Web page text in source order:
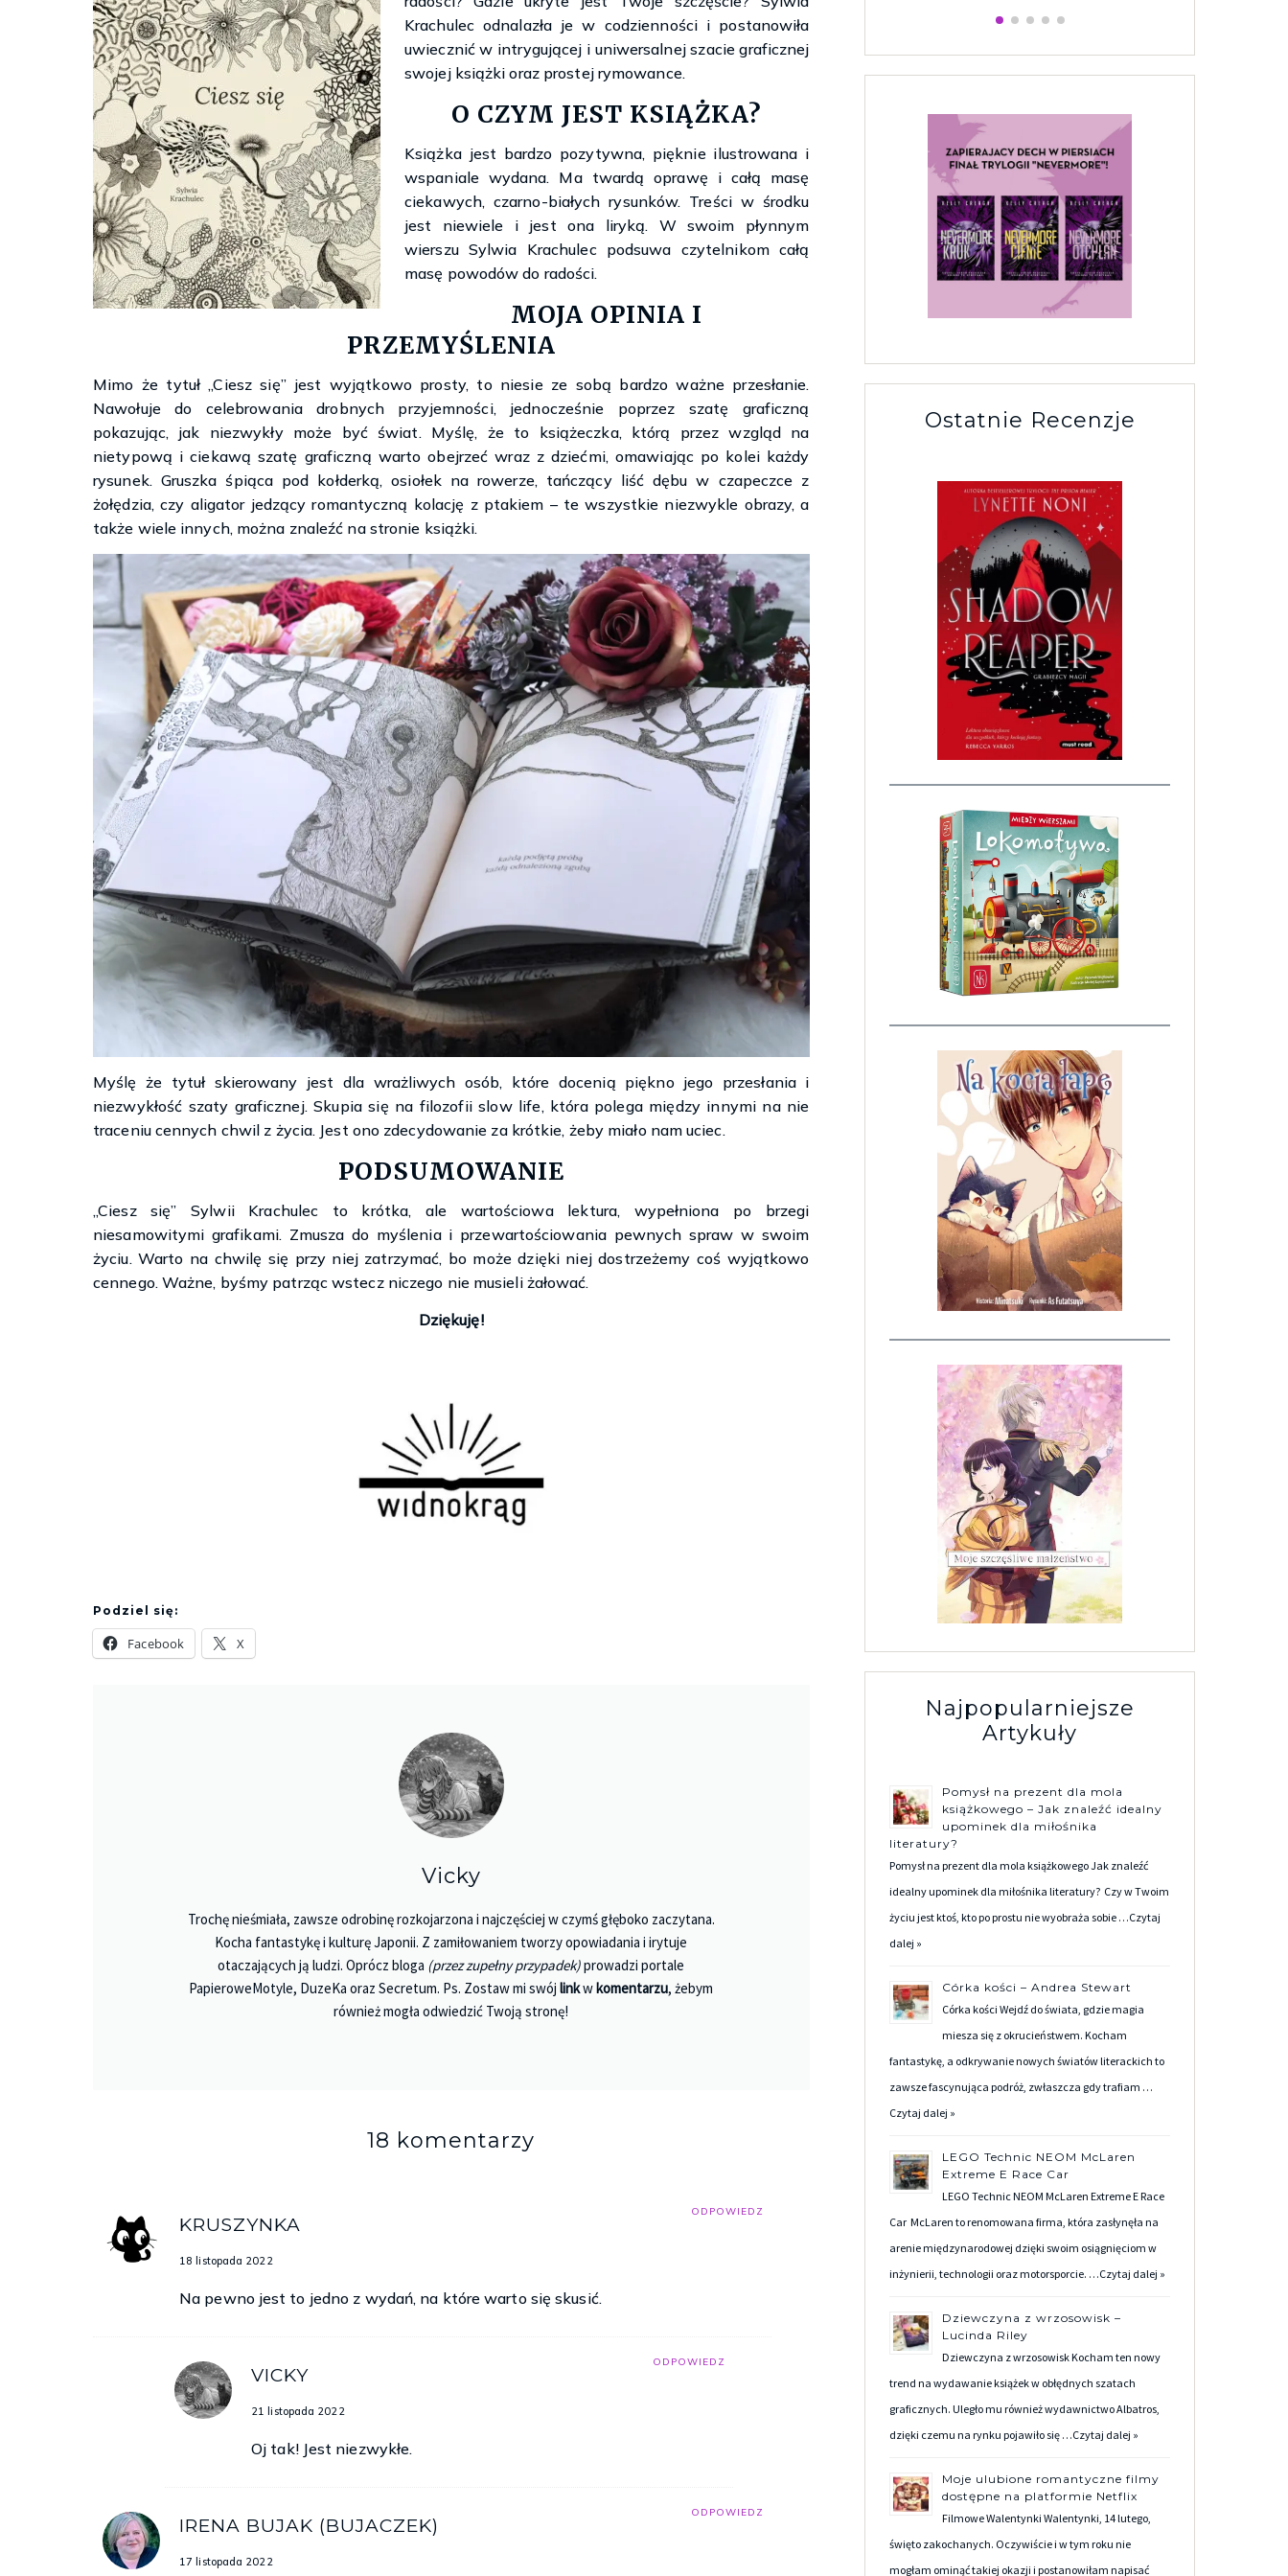
Krachulec odnalazła je w codzienności i postanowiła
uwiecznić w intrygującej i uniwersalnej szacie graficznej
swojej książki oraz prostej rymowance.
O CZYM JEST KSIĄŻKA?
Książka jest bardzo pozytywna, pięknie ilustrowana i
wspaniale wydana. Ma twardą oprawę i całą masę
ciekawych, czarno-białych rysunków. Treści w środku
jest niewiele i jest ona liryką. W swoim płynnym
wierszu Sylwia Krachulec podsuwa czytelnikom całą
masę powodów do radości.
MOJA OPINIA I
PRZEMYŚLENIA
Mimo że tytuł „Ciesz się” jest wyjątkowo prosty, to niesie ze sobą bardzo ważne przesłanie.
Nawołuje do celebrowania drobnych przyjemności, jednocześnie poprzez szatę graficzną
pokazując, jak niezwykły może być świat. Myślę, że to książeczka, którą przez wzgląd na
nietypową i ciekawą szatę graficzną warto obejrzeć wraz z dziećmi, omawiając po kolei każdy
rysunek. Gruszka śpiąca pod kołderką, osiołek na rowerze, tańczący liść dębu w czapeczce z
żołędzia, czy aligator jedzący romantyczną kolację z ptakiem – te wszystkie niezwykle obrazy, a
także wiele innych, można znaleźć na stronie książki.
Myślę że tytuł skierowany jest dla wrażliwych osób, które docenią piękno jego przesłania i
niezwykłość szaty graficznej. Skupia się na filozofii slow life, która polega między innymi na nie
traceniu cennych chwil z życia. Jest ono zdecydowanie za krótkie, żeby miało nam uciec.
PODSUMOWANIE
„Ciesz się” Sylwii Krachulec to krótka, ale wartościowa lektura, wypełniona po brzegi
niesamowitymi grafikami. Zmusza do myślenia i przewartościowania pewnych spraw w swoim
życiu. Warto na chwilę się przy niej zatrzymać, bo może dzięki niej dostrzeżemy coś wyjątkowo
cennego. Ważne, byśmy patrząc wstecz niczego nie musieli żałować.
Dziękuję!
Podziel się:
Facebook X
Vicky
Trochę nieśmiała, zawsze odrobinę rozkojarzona i najczęściej w czymś głęboko zaczytana.
Kocha fantastykę i kulturę Japonii. Z zamiłowaniem tworzy opowiadania i irytuje
otaczających ją ludzi. Oprócz bloga (przez zupełny przypadek)prowadzi portale
PapieroweMotyle, DuzeKa oraz Secretum. Ps. Zostaw mi swójlinkwkomentarzu, żebym
również mogła odwiedzić Twoją stronę!
18 komentarzy
ODPOWIEDZ
KRUSZYNKA
18 listopada 2022
Na pewno jest to jedno z wydań, na które warto się skusić.
ODPOWIEDZ
VICKY
21 listopada 2022
Oj tak! Jest niezwykłe.
ODPOWIEDZ
IRENA BUJAK (BUJACZEK)
17 listopada 2022
Ostatnie Recenzje
Najpopularniejsze
Artykuły
Pomysł na prezent dla mola
książkowego – Jak znaleźć idealny
upominek dla miłośnika
literatury?
Pomysł na prezent dla mola książkowego Jak znaleźć
idealny upominek dla miłośnika literatury? Czy w Twoim
życiu jest ktoś, kto po prostu nie wyobraża sobie …Czytaj
dalej »
Córka kości – Andrea Stewart
Córka kości Wejdź do świata, gdzie magia
miesza się z okrucieństwem. Kocham
fantastykę, a odkrywanie nowych światów literackich to
zawsze fascynująca podróż, zwłaszcza gdy trafiam …
Czytaj dalej »
LEGO Technic NEOM McLaren
Extreme E Race Car
LEGO Technic NEOM McLaren Extreme E Race
Car McLaren to renomowana firma, która zasłynęła na
arenie międzynarodowej dzięki swoim osiągnięciom w
inżynierii, technologii oraz motorsporcie. …Czytaj dalej »
Dziewczyna z wrzosowisk –
Lucinda Riley
Dziewczyna z wrzosowisk Kocham ten nowy
trend na wydawanie książek w obłędnych szatach
graficznych. Uległo mu również wydawnictwo Albatros,
dzięki czemu na rynku pojawiło się …Czytaj dalej »
Moje ulubione romantyczne filmy
dostępne na platformie Netflix
Filmowe Walentynki Walentynki, 14 lutego,
święto zakochanych. Oczywiście i w tym roku nie
mogłam ominąć takiej okazji i postanowiłam napisać